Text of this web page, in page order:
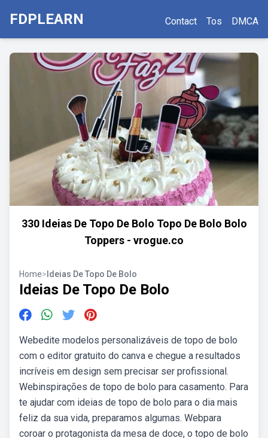
FDPLEARN Contact Tos DMCA
330 Ideias De Topo De Bolo Topo De Bolo Bolo
Toppers - vrogue.co
Home> Ideias De Topo De Bolo
Ideias De Topo De Bolo
Webedite modelos personalizáveis de topo de bolo
com o editor gratuito do canva e chegue a resultados
incríveis em design sem precisar ser profissional.
Webinspirações de topo de bolo para casamento. Para
te ajudar com ideias de topo de bolo para o dia mais
feliz da sua vida, preparamos algumas. Webpara
coroar o protagonista da mesa de doce, o topo de bolo